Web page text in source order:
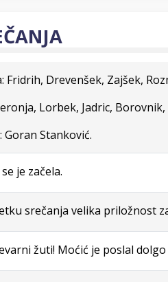
Fridrih, Drevenšek, Zajšek,
Lorbek, Jadric,
Goran Stanković.
je začela.
srečanja velika priložnost
žuti! Moćić je poslal